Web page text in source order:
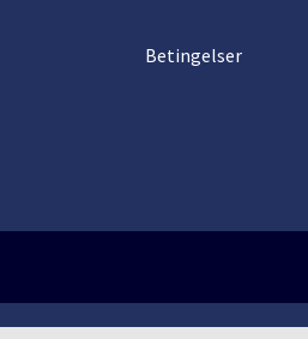
Betingelser